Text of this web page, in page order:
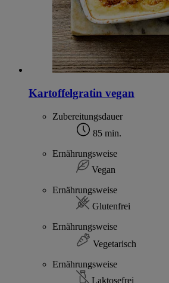
Kartoffelgratin vegan
Zubereitungsdauer
85 min.
Ernährungsweise
Vegan
Ernährungsweise
Glutenfrei
Ernährungsweise
Vegetarisch
Ernährungsweise
Laktosefrei